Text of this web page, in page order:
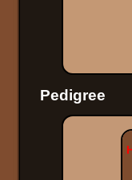
Pedigree